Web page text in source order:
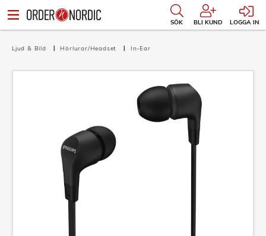
SÖK BLI KUND LOGGA IN
Ljud & Bild Hörlurar/Headset In-Ear